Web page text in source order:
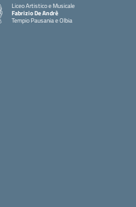
Liceo Artistico e Musicale
Fabrizio De Andrè
Tempio Pausania e Olbia
— Visita la pagina iniziale della scuola